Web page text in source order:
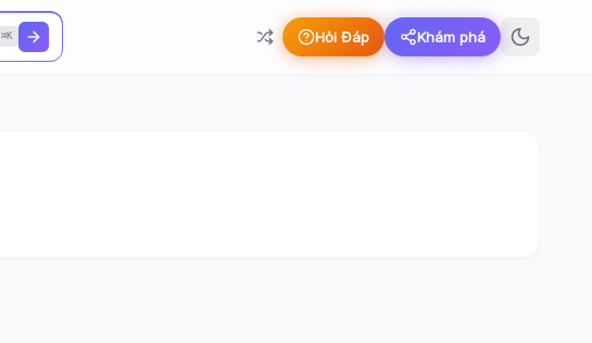
⌘K Hỏi Đáp Khám phá